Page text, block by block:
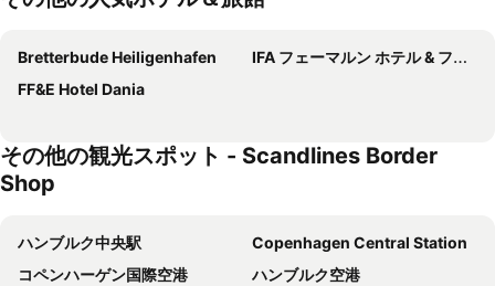
Bretterbude Heiligenhafen
IFA フェーマルン ホテル & フェーリエン-セントラム
FF&E Hotel Dania
その他の観光スポット - Scandlines Border
Shop
ハンブルク中央駅
Copenhagen Central Station
コペンハーゲン国際空港
ハンブルク空港